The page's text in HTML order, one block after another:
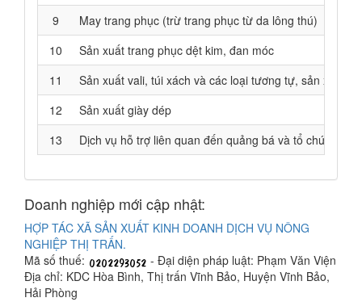
9
May trang phục (trừ trang phục từ da lông thú)
10
Sản xuất trang phục dệt kim, đan móc
11
Sản xuất vali, túi xách và các loại tương tự, sản xuất
12
Sản xuất giày dép
13
Dịch vụ hỗ trợ liên quan đến quảng bá và tổ chức tua
Doanh nghiệp mới cập nhật:
HỢP TÁC XÃ SẢN XUẤT KINH DOANH DỊCH VỤ NÔNG
NGHIỆP THỊ TRẤN.
Mã số thuế:
- Đại diện pháp luật: Phạm Văn Viện
Địa chỉ: KDC Hòa Bình, Thị trấn Vĩnh Bảo, Huyện Vĩnh Bảo,
Hải Phòng